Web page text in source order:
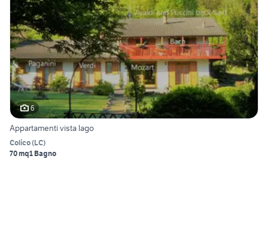
6
Appartamenti vista lago
Colico(LC)
70 mq1 Bagno